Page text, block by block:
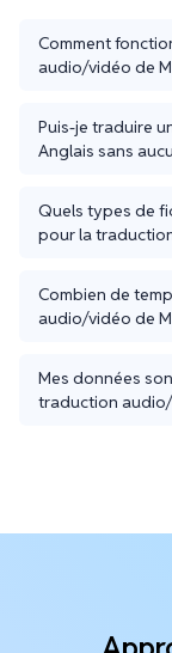
Comment
audio/vidéo de
Puis-je traduire
Anglais sans
Quels types de
pour la
Combien de
audio/vidéo de
Mes données
traduction